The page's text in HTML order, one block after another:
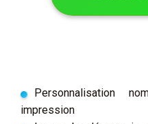
Personnalisation
impression